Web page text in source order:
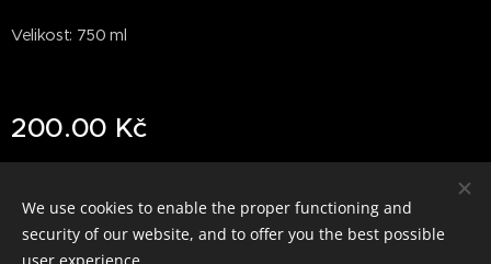
Velikost: 750 ml
200.00 Kč
Cookies
We use cookies to enable the proper functioning and
security of our website, and to offer you the best possible